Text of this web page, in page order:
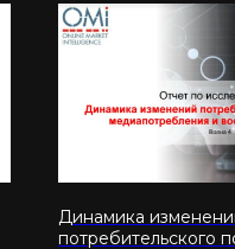
Динамика
потребительского